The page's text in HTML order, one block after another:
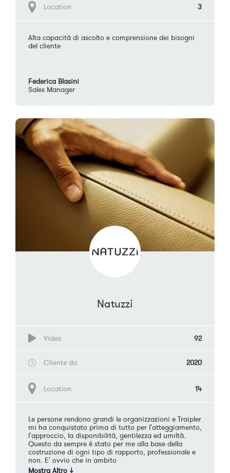
Location 3
Alta capacità di ascolto e comprensione dei bisogni
del cliente
Federica Blasini
Sales Manager
Natuzzi
Video 92
Cliente da 2020
Location 14
Le persone rendono grandi le organizzazioni e Traipler
mi ha conquistato prima di tutto per l'atteggiamento,
l'approccio, la disponibilità, gentilezza ed umiltà.
Questo da sempre è stato per me alla base della
costruzione di ogni tipo di rapporto, professionale e
non. E' ovvio che in ambito